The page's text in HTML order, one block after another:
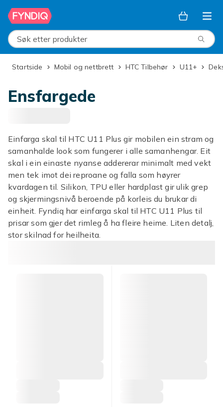
Hopp til hovedinnhold
Søk etter produkter
Startside Mobil og nettbrett HTC Tilbehør U11+
Ensfargede
Einfarga skal til HTC U11 Plus gir mobilen ein stram og
samanhalde look som fungerer i alle samanhengar. Eit
skal i ein einaste nyanse addererar minimalt med vekt
men tek imot dei reproane og falla som høyrer
kvardagen til. Silikon, TPU eller hardplast gir ulik grep
og skjermingsnivå beroende på korleis du brukar di
einheit. Fyndiq har einfarga skal til HTC U11 Plus til
prisar som gjer det rimleg å ha fleire heime. Liten detalj,
stor skilnad for heilheita.